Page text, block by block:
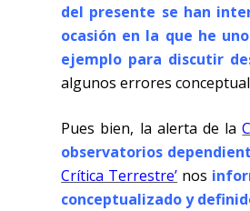
del presente se han
ocasión en la que he
ejemplo para discutir
algunos errores
Pues bien, la alerta de la
observatorios
Crítica Terrestre’ nos
conceptualizado y